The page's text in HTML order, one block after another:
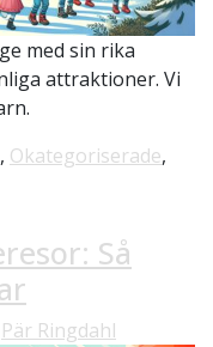
med sin rika
attraktioner. Vi
, Okategoriserade,
Så
Pär Ringdahl